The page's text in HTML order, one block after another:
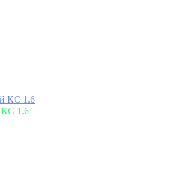
КС 1.6
КС 1.6